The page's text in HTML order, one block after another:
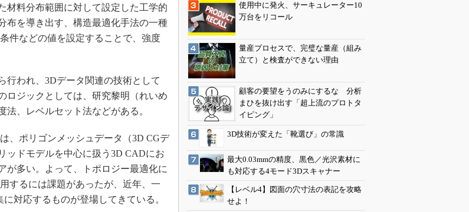
WORLD
業オープンネット展
無償設計ツール
3Dプリンタ
デジタルツインとCAE
インダストリー4.0
イノベーション
製造業ビッグデータ
メイドインジャパン
植物工場
知財マネジメント
海外生産
グローバル設計・開発
材料分布範囲に対して設定した工学的
布を導き出す、構造最適化手法の一種
件などの値を設定することで、強度
行われ、3Dデータ関連の技術として
ロジックとしては、研究黎明（れいめ
、レベルセット法などがある。
、ポリゴンメッシュデータ（3D CGデ
ッドモデルを中心に扱う3D CADにお
が多い。よって、トポロジー最適化に
するには課題があったが、近年、一
対応するものが登場してきている。
使用中に発火、サーキュレーター10
万台をリコール
量産プロセスで、完璧な量産（組み
立て）と検査ができない理由
顧客の要望をうのみにするな 分析
まひを抜け出す「超上流のプロトタ
イピング」
3D技術が変えた「靴選び」の常識
最大0.03mmの精度、黒色／光沢素材に
も対応する4モード3Dスキャナー
【レベル4】図面の穴寸法の表記を攻略
せよ！